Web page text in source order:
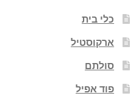
כלי בית
ארקוסטיל
סולתם
פוד אפיל